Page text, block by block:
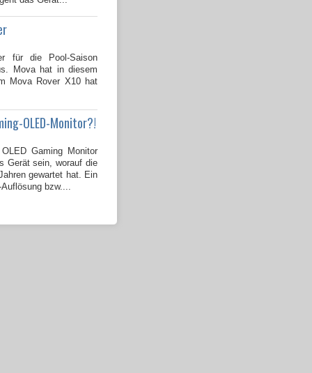
für die Pool-Saison
Mova hat in diesem
Mova Rover X10 hat
OLED-Monitor?!
Gaming Monitor
Gerät sein, worauf die
gewartet hat. Ein
bzw....